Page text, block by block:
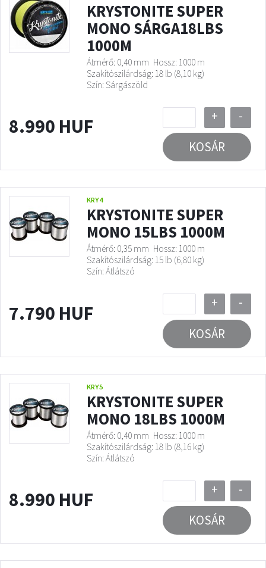
KRYSTONITE SUPER
MONO SÁRGA18LBS
1000M
Átmérő: 0,40 mm Hossz: 1000 m
Szakítószilárdság: 18 lb (8,10 kg)
Szín: Sárgászöld
8.990 HUF +
-
KOSÁR
KRY4
KRYSTONITE SUPER
MONO 15LBS 1000M
Átmérő: 0,35 mm Hossz: 1000 m
Szakítószilárdság: 15 lb (6,80 kg)
Szín: Átlátszó
7.790 HUF +
-
KOSÁR
KRY5
KRYSTONITE SUPER
MONO 18LBS 1000M
Átmérő: 0,40 mm Hossz: 1000 m
Szakítószilárdság: 18 lb (8,16 kg)
Szín: Átlátszó
8.990 HUF +
-
KOSÁR